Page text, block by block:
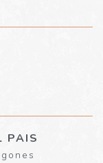
PAIS